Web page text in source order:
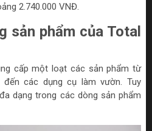
2.740.000 VNĐ.
sản phẩm của Total
cấp một loạt các sản phẩm từ
các dụng cụ làm vườn. Tuy
dạng trong các dòng sản phẩm